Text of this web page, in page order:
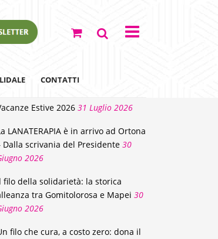
CONTATTI
NEWS
Estive 2026 31 Luglio 2026
LANATERAPIA è in arrivo ad Ortona
Dalla scrivania del Presidente 30
2026
filo della solidarietà: la storica
tra Gomitolorosa e Mapei 30
2026
filo che cura, a costo zero: dona il